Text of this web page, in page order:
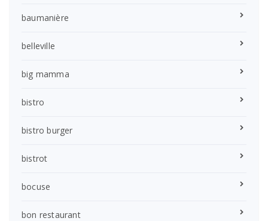
baumanière
belleville
big mamma
bistro
bistro burger
bistrot
bocuse
bon restaurant